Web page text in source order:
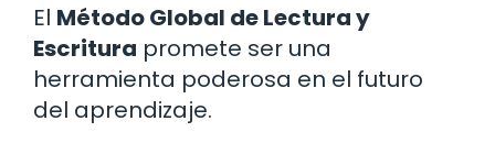
El Método Global de Lectura y
Escritura promete ser una
herramienta poderosa en el futuro
del aprendizaje.